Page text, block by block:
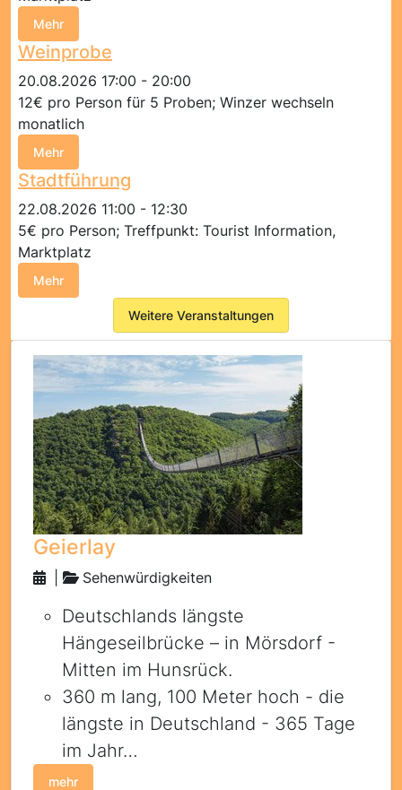
Mehr
Weinprobe
20.08.2026 17:00 - 20:00
12€ pro Person für 5 Proben; Winzer wechseln
monatlich
Mehr
Stadtführung
22.08.2026 11:00 - 12:30
5€ pro Person; Treffpunkt: Tourist Information,
Marktplatz
Mehr
Weitere Veranstaltungen
Geierlay
Sehenwürdigkeiten
Deutschlands längste
Hängeseilbrücke – in Mörsdorf -
Mitten im Hunsrück.
360 m lang, 100 Meter hoch - die
längste in Deutschland - 365 Tage
im Jahr…
mehr